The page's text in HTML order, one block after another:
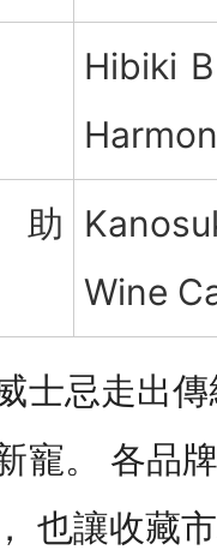
Hibiki
Wine
士忌走出
寵。 各品
也讓收藏